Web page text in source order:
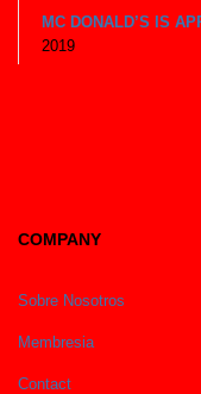
MC DONALD’S IS
2019
COMPANY
Sobre Nosotros
Membresia
Contact